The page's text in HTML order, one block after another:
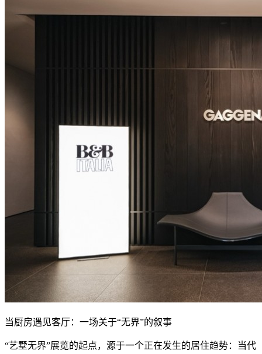
当厨房遇见客厅：一场关于“无界”的叙事
“艺墅无界”展览的起点，源于一个正在发生的居住趋势：当代